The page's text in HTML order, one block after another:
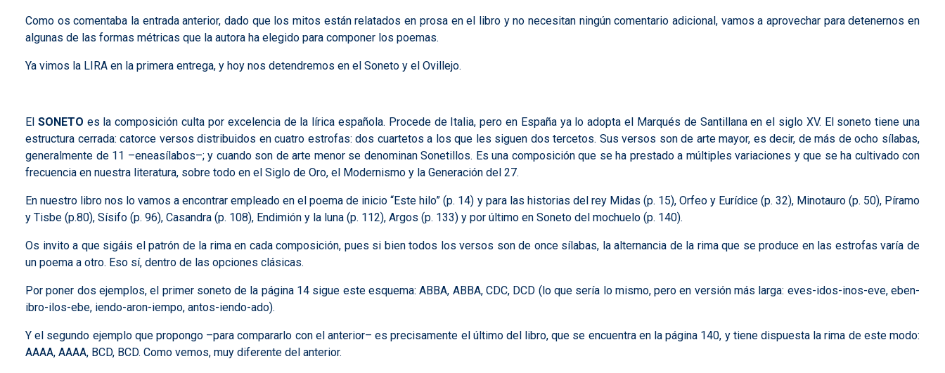
Como os comentaba la entrada anterior, dado que los mitos están relatados en prosa en el libro y no necesitan ningún comentario adicional, vamos a aprovechar para detenernos en
algunas de las formas métricas que la autora ha elegido para componer los poemas.
Ya vimos la LIRA en la primera entrega, y hoy nos detendremos en el Soneto y el Ovillejo.
El SONETO es la composición culta por excelencia de la lírica española. Procede de Italia, pero en España ya lo adopta el Marqués de Santillana en el siglo XV. El soneto tiene una
estructura cerrada: catorce versos distribuidos en cuatro estrofas: dos cuartetos a los que les siguen dos tercetos. Sus versos son de arte mayor, es decir, de más de ocho sílabas,
generalmente de 11 –eneasílabos–; y cuando son de arte menor se denominan Sonetillos. Es una composición que se ha prestado a múltiples variaciones y que se ha cultivado con
frecuencia en nuestra literatura, sobre todo en el Siglo de Oro, el Modernismo y la Generación del 27.
En nuestro libro nos lo vamos a encontrar empleado en el poema de inicio “Este hilo” (p. 14) y para las historias del rey Midas (p. 15), Orfeo y Eurídice (p. 32), Minotauro (p. 50), Píramo
y Tisbe (p.80), Sísifo (p. 96), Casandra (p. 108), Endimión y la luna (p. 112), Argos (p. 133) y por último en Soneto del mochuelo (p. 140).
Os invito a que sigáis el patrón de la rima en cada composición, pues si bien todos los versos son de once sílabas, la alternancia de la rima que se produce en las estrofas varía de
un poema a otro. Eso sí, dentro de las opciones clásicas.
Por poner dos ejemplos, el primer soneto de la página 14 sigue este esquema: ABBA, ABBA, CDC, DCD (lo que sería lo mismo, pero en versión más larga: eves-idos-inos-eve, eben-
ibro-ilos-ebe, iendo-aron-iempo, antos-iendo-ado).
Y el segundo ejemplo que propongo –para compararlo con el anterior– es precisamente el último del libro, que se encuentra en la página 140, y tiene dispuesta la rima de este modo:
AAAA, AAAA, BCD, BCD. Como vemos, muy diferente del anterior.